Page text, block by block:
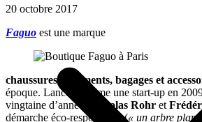
20 octobre 2017
Faguo est une marque
chaussures, vêtements, bagages et
époque. Lancée comme une start-up en
vingtaine d’années,
Nicolas Rohr et
démarche éco-responsable (« un arbre